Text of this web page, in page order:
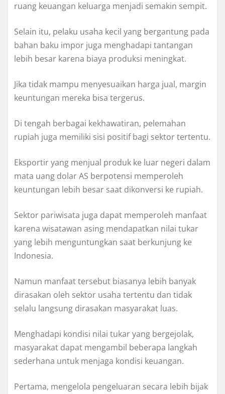
ruang keuangan keluarga menjadi semakin sempit.
Selain itu, pelaku usaha kecil yang bergantung pada
bahan baku impor juga menghadapi tantangan
lebih besar karena biaya produksi meningkat.
Jika tidak mampu menyesuaikan harga jual, margin
keuntungan mereka bisa tergerus.
Di tengah berbagai kekhawatiran, pelemahan
rupiah juga memiliki sisi positif bagi sektor tertentu.
Eksportir yang menjual produk ke luar negeri dalam
mata uang dolar AS berpotensi memperoleh
keuntungan lebih besar saat dikonversi ke rupiah.
Sektor pariwisata juga dapat memperoleh manfaat
karena wisatawan asing mendapatkan nilai tukar
yang lebih menguntungkan saat berkunjung ke
Indonesia.
Namun manfaat tersebut biasanya lebih banyak
dirasakan oleh sektor usaha tertentu dan tidak
selalu langsung dirasakan masyarakat luas.
Menghadapi kondisi nilai tukar yang bergejolak,
masyarakat dapat mengambil beberapa langkah
sederhana untuk menjaga kondisi keuangan.
Pertama, mengelola pengeluaran secara lebih bijak